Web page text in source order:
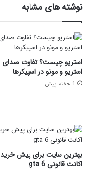
نوشته های مشابه
استریو چیست؟ تفاوت صدای
استریو و مونو در اسپیکرها
1 هفته پیش
بهترین سایت برای پیش خرید
اکانت قانونی gta 6